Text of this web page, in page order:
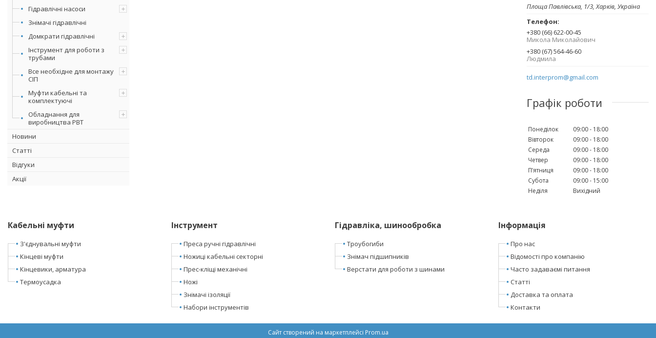
Гідравлічні насоси
Знімачі гідравлічні
Домкрати гідравлічні
Інструмент для роботи з
трубами
Все необхідне для монтажу
СІП
Муфти кабельні та
комплектуючі
Обладнання для
виробництва РВТ
Новини
Статті
Відгуки
Акції
Площа Павлівська, 1/3, Харків, Україна
+380 (66) 622-00-45
Микола Миколайович
+380 (67) 564-46-60
Людмила
td.interprom@gmail.com
Графік роботи
Понеділок 09:00
18:00
Вівторок
09:00
18:00
Середа
09:00
18:00
Четвер
09:00
18:00
Пʼятниця
09:00
18:00
Субота
09:00
15:00
Неділя
Вихідний
Кабельні муфти
З'єднувальні муфти
Кінцеві муфти
Кінцевики, арматура
Термоусадка
Інструмент
Преса ручні гідравлічні
Ножиці кабельні секторні
Прес-кліщі механічні
Ножі
Знімачі ізоляції
Набори інструментів
Гідравліка, шинообробка
Троубогиби
Знімач підшипників
Верстати для роботи з шинами
Інформація
Про нас
Відомості про компанію
Часто задаваємі питання
Статті
Доставка та оплата
Контакти
Сайт створений на маркетплейсі Prom.ua